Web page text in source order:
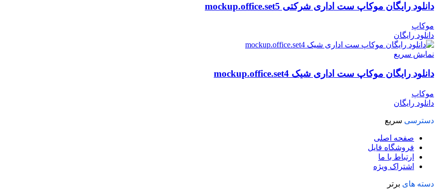
دانلود رایگان موکاپ ست اداری شرکتی mockup.office.set5
موکاپ
دانلود رایگان
نمایش سریع
دانلود رایگان موکاپ ست اداری شیک mockup.office.set4
موکاپ
دانلود رایگان
دسترسی سریع
صفحه اصلی
فروشگاه فایل
ارتباط با ما
اشتراک ویژه
دسته های برتر